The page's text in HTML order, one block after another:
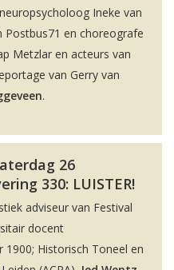
Ineke van
Postbus71 en choreografe
Metzlar en acteurs van
van Gerry van
.
26
330: LUISTER!
adviseur van Festival
docent
Historisch Toneel en